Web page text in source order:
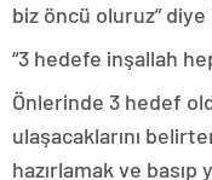
biz öncü oluruz” diye
“3 hedefe inşallah
Önlerinde 3 hedef
ulaşacaklarını
hazırlamak ve